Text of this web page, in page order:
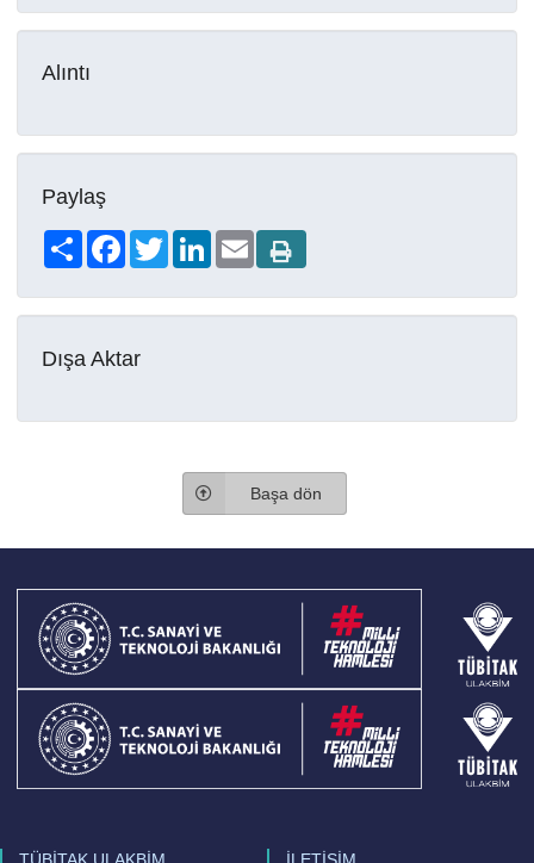
Alıntı
Paylaş
Share FacebookTwitterLinkedIn
Email
Dışa Aktar
Başa dön